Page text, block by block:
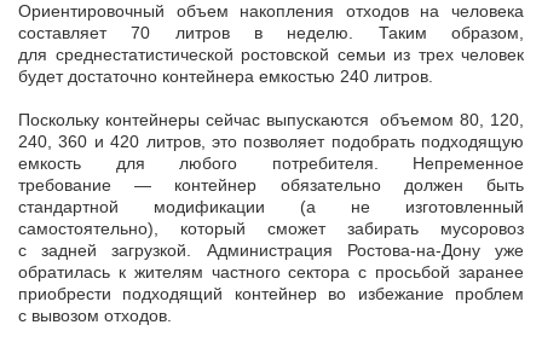
Ориентировочный объем накопления отходов на человека
составляет 70 литров в неделю. Таким образом,
для среднестатистической ростовской семьи из трех человек
будет достаточно контейнера емкостью 240 литров.
Поскольку контейнеры сейчас выпускаются объемом 80, 120,
240, 360 и 420 литров, это позволяет подобрать подходящую
емкость для любого потребителя. Непременное
требование — контейнер обязательно должен быть
стандартной модификации (а не изготовленный
самостоятельно), который сможет забирать мусоровоз
с задней загрузкой. Администрация Ростова-на-Дону уже
обратилась к жителям частного сектора с просьбой заранее
приобрести подходящий контейнер во избежание проблем
с вывозом отходов.